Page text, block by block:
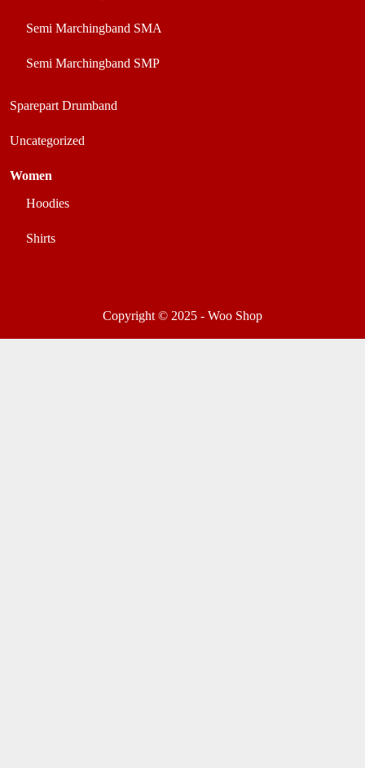
Semi Marchingband SMA
Semi Marchingband SMP
Sparepart Drumband
Uncategorized
Women
Hoodies
Shirts
Copyright © 2025 - Woo Shop